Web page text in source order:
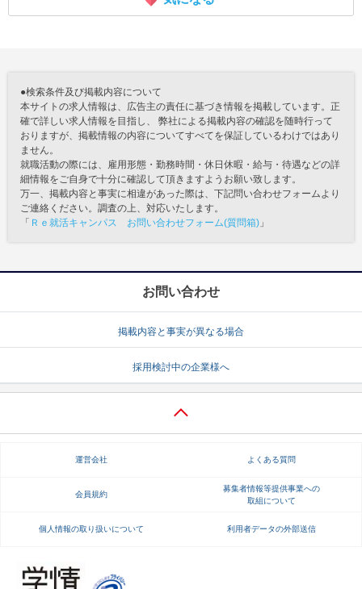
●検索条件及び掲載内容について
本サイトの求人情報は、広告主の責任に基づき情報を掲載しています。正
確で詳しい求人情報を目指し、 弊社による掲載内容の確認を随時行って
おりますが、掲載情報の内容についてすべてを保証しているわけではあり
ません。
就職活動の際には、雇用形態・勤務時間・休日休暇・給与・待遇などの詳
細情報をご自身で十分に確認して頂きますようお願い致します。
万一、掲載内容と事実に相違があった際は、下記問い合わせフォームより
ご連絡ください。調査の上、対応いたします。
「 Ｒｅ就活キャンパス お問い合わせフォーム(質問箱) 」
お問い合わせ
掲載内容と事実が異なる場合
採用検討中の企業様へ
運営会社 よくある質問
会員規約
募集者情報等提供事業への
取組について
個人情報の取り扱いについて 利用者データの外部送信